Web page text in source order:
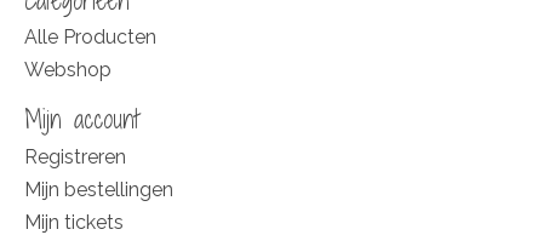
Alle Producten
Webshop
Mijn account
Registreren
Mijn bestellingen
Mijn tickets